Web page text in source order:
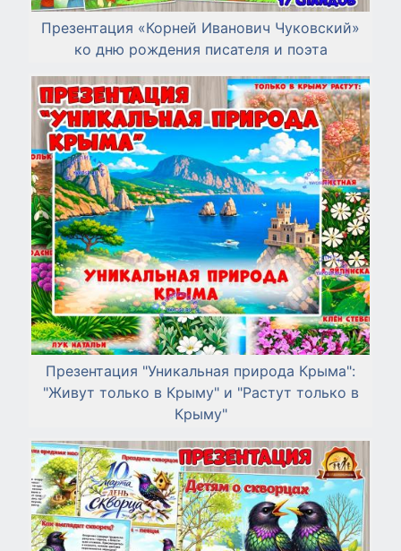
Презентация «Корней Иванович Чуковский»
ко дню рождения писателя и поэта
Презентация "Уникальная природа Крыма":
"Живут только в Крыму" и "Растут только в
Крыму"